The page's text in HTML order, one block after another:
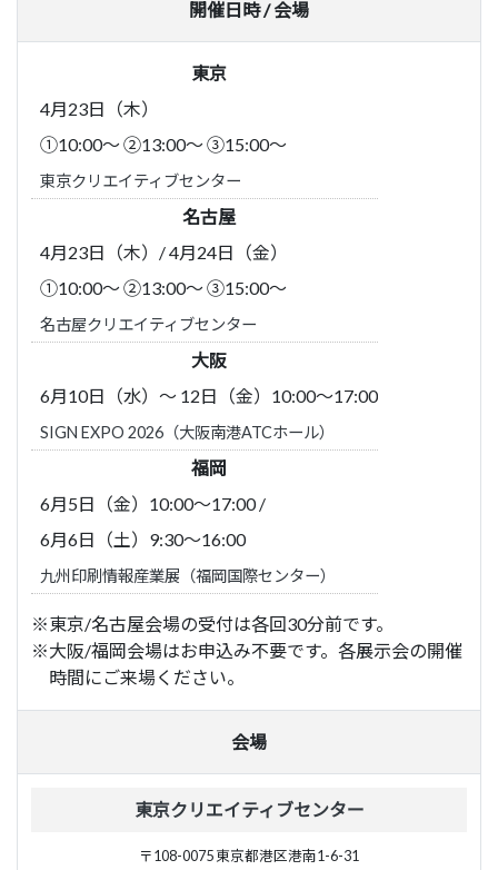
開催日時 / 会場
東京
4月23日（木）
①10:00～ ②13:00～ ③15:00～
東京クリエイティブセンター
名古屋
4月23日（木）/ 4月24日（金）
①10:00～ ②13:00～ ③15:00～
名古屋クリエイティブセンター
大阪
6月10日（水）～ 12日（金）10:00～17:00
SIGN EXPO 2026（大阪南港ATCホール）
福岡
6月5日（金）10:00～17:00/
6月6日（土）9:30～16:00
九州印刷情報産業展（福岡国際センター）
※東京/名古屋会場の受付は各回30分前です。
※大阪/福岡会場はお申込み不要です。各展示会の開催
時間にご来場ください。
会場
東京クリエイティブセンター
〒108-0075 東京都港区港南1-6-31